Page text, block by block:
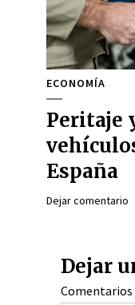
ECONOMÍA
Peritaje
España
Dejar comentario
Dejar
Comentarios